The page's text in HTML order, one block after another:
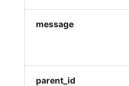
message
parent_id